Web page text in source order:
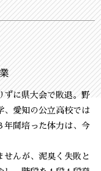
ずに県大会で敗退。野
、愛知の公立高校では
年間培った体力は、今
せんが、泥臭く失敗と